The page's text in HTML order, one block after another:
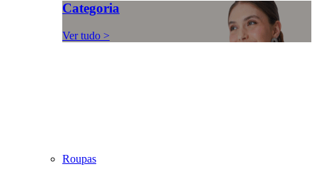
Categoria
Ver tudo >
Roupas